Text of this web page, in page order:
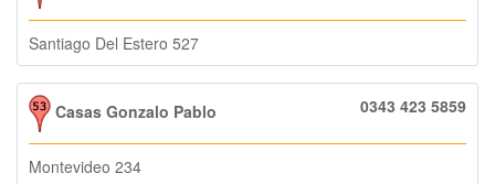
Santiago Del Estero 527
Casas Gonzalo Pablo 0343 423 5859
Montevideo 234